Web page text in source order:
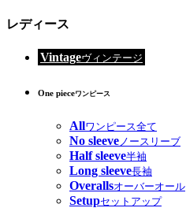
レディース
Vintageヴィンテージ
One pieceワンピース
Allワンピース全て
No sleeve ノースリーブ
Half sleeve半袖
Long sleeve長袖
Overallsオーバーオール
Setupセットアップ